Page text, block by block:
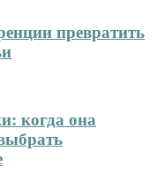
превратить
когда она